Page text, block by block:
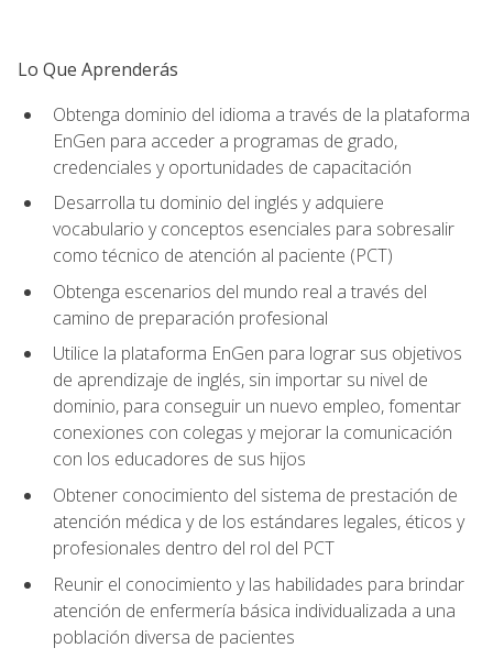
Lo Que Aprenderás
Obtenga dominio del idioma a través de la plataforma
EnGen para acceder a programas de grado,
credenciales y oportunidades de capacitación
Desarrolla tu dominio del inglés y adquiere
vocabulario y conceptos esenciales para sobresalir
como técnico de atención al paciente (PCT)
Obtenga escenarios del mundo real a través del
camino de preparación profesional
Utilice la plataforma EnGen para lograr sus objetivos
de aprendizaje de inglés, sin importar su nivel de
dominio, para conseguir un nuevo empleo, fomentar
conexiones con colegas y mejorar la comunicación
con los educadores de sus hijos
Obtener conocimiento del sistema de prestación de
atención médica y de los estándares legales, éticos y
profesionales dentro del rol del PCT
Reunir el conocimiento y las habilidades para brindar
atención de enfermería básica individualizada a una
población diversa de pacientes